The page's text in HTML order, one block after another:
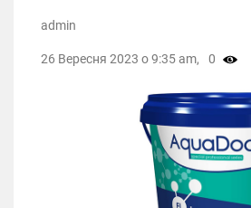
admin
26 Вересня 2023 о 9:35 am, 0